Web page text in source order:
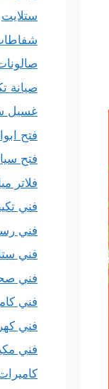
ستلايت
صيانة
غسيل
فتح
فتح
فلاتر
فني
فني
فني
فني
فني
فني
فني